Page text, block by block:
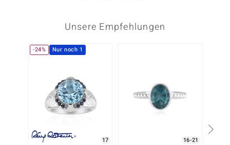
Unsere Empfehlungen
-24% Nur noch 1
17 16-21